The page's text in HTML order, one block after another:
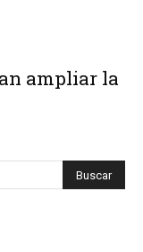
ampliar la